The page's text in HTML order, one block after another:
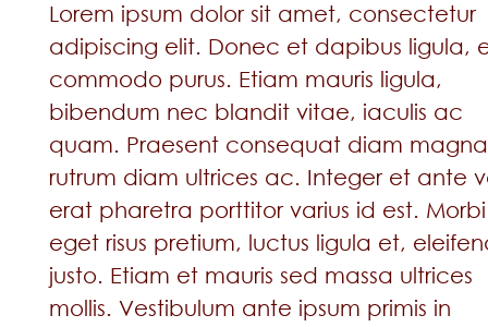
Lorem ipsum dolor sit amet, consectetur
adipiscing elit. Donec et dapibus ligula,
commodo purus. Etiam mauris ligula,
bibendum nec blandit vitae, iaculis ac
quam. Praesent consequat diam
rutrum diam ultrices ac. Integer et ante
erat pharetra porttitor varius id est. Morbi
eget risus pretium, luctus ligula et,
justo. Etiam et mauris sed massa ultrices
mollis. Vestibulum ante ipsum primis in